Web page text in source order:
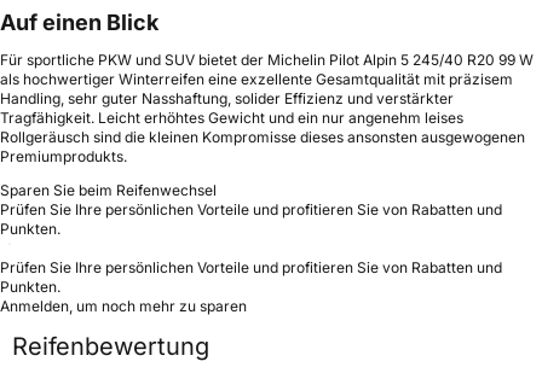
Auf einen Blick
Für sportliche PKW und SUV bietet der Michelin Pilot Alpin 5 245/40 R20 99 W
als hochwertiger Winterreifen eine exzellente Gesamtqualität mit präzisem
Handling, sehr guter Nasshaftung, solider Effizienz und verstärkter
Tragfähigkeit. Leicht erhöhtes Gewicht und ein nur angenehm leises
Rollgeräusch sind die kleinen Kompromisse dieses ansonsten ausgewogenen
Premiumprodukts.
Sparen Sie beim Reifenwechsel
Prüfen Sie Ihre persönlichen Vorteile und profitieren Sie von Rabatten und
Punkten.
Prüfen Sie Ihre persönlichen Vorteile und profitieren Sie von Rabatten und
Punkten.
Anmelden, um noch mehr zu sparen
Reifenbewertung